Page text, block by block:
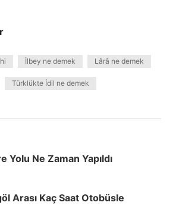
İlbey ne demek Lârâ ne demek
Türklükte İdil ne demek
Yolu Ne Zaman Yapıldı
Arası Kaç Saat Otobüsle